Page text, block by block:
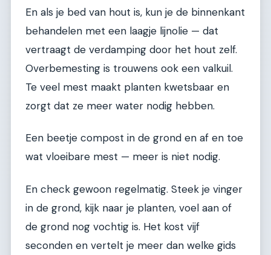
En als je bed van hout is, kun je de binnenkant
behandelen met een laagje lijnolie — dat
vertraagt de verdamping door het hout zelf.
Overbemesting is trouwens ook een valkuil.
Te veel mest maakt planten kwetsbaar en
zorgt dat ze meer water nodig hebben.
Een beetje compost in de grond en af en toe
wat vloeibare mest — meer is niet nodig.
En check gewoon regelmatig. Steek je vinger
in de grond, kijk naar je planten, voel aan of
de grond nog vochtig is. Het kost vijf
seconden en vertelt je meer dan welke gids